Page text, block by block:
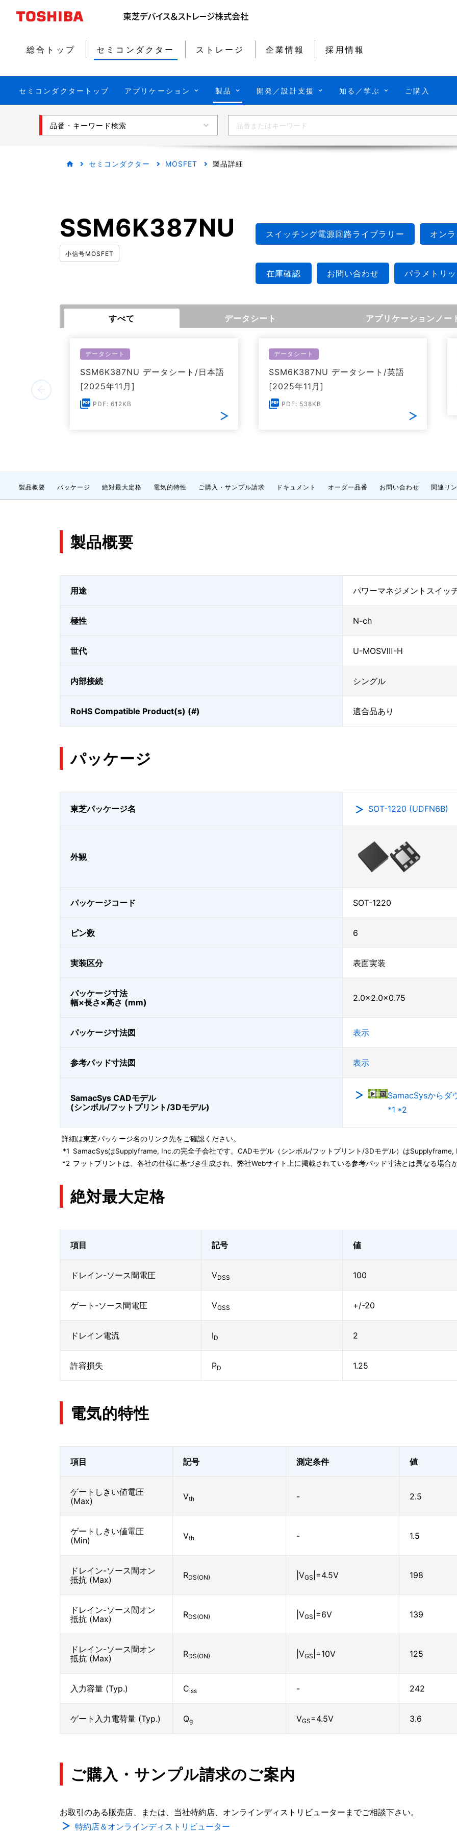
総合トップ セミコンダクター ストレージ 企業情報 採用情報
セミコンダクタートップ アプリケーション 製品 開発／設計支援 知る／学ぶ ご購入
品番・キーワード検索
セミコンダクター MOSFET 製品詳細
SSM6K387NU
小信号MOSFET
スイッチング電源回路ライブラリー オン
在庫確認 お問い合わせ パラメトリ
すべて データシート アプリケーションノー
データシート
SSM6K387NU データシート/日本語
[2025年11月]
PDF: 612KB
データシート
SSM6K387NU データシート/英語
[2025年11月]
PDF: 538KB
製品概要 パッケージ 絶対最大定格 電気的特性 ご購入・サンプル請求 ドキュメント オーダー品番 お問い合わせ 関連リ
製品概要
用途 パワーマネジメントスイッ
極性 N-ch
世代 U-MOSⅧ-H
内部接続 シングル
RoHS Compatible Product(s) (#) 適合品あり
パッケージ
東芝パッケージ名 SOT-1220 (UDFN6B)
外観
パッケージコード SOT-1220
ピン数 6
実装区分 表面実装
パッケージ寸法
幅×長さ×高さ (mm)
2.0×2.0×0.75
パッケージ寸法図 表示
参考パッド寸法図 表示
SamacSys CADモデル
(シンボル/フットプリント/3Dモデル)
SamacSysからダ
*1 *2
詳細は東芝パッケージ名のリンク先をご確認ください。
*1 SamacSysはSupplyframe, Inc.の完全子会社です。CADモデル（シンボル/フットプリント/3Dモデル）はSupplyframe,
*2 フットプリントは、各社の仕様に基づき生成され、弊社Webサイト上に掲載されている参考パッド寸法とは異なる場合
絶対最大定格
項目 記号 値
ドレイン-ソース間電圧 VDSS 100
ゲート-ソース間電圧 VGSS +/-20
ドレイン電流 ID 2
許容損失 PD 1.25
電気的特性
項目 記号 測定条件 値
ゲートしきい値電圧
(Max)
Vth - 2.5
ゲートしきい値電圧
(Min)
Vth - 1.5
ドレイン-ソース間オン
抵抗 (Max)
RDS(ON) |VGS |=4.5V 198
ドレイン-ソース間オン
抵抗 (Max)
RDS(ON) |VGS |=6V 139
ドレイン-ソース間オン
抵抗 (Max)
RDS(ON) |VGS |=10V 125
入力容量 (Typ.) Ciss - 242
ゲート入力電荷量 (Typ.) Qg VGS=4.5V 3.6
ご購入・サンプル請求のご案内
お取引のある販売店、または、当社特約店、オンラインディストリビューターまでご相談下さい。
特約店＆オンラインディストリビューター